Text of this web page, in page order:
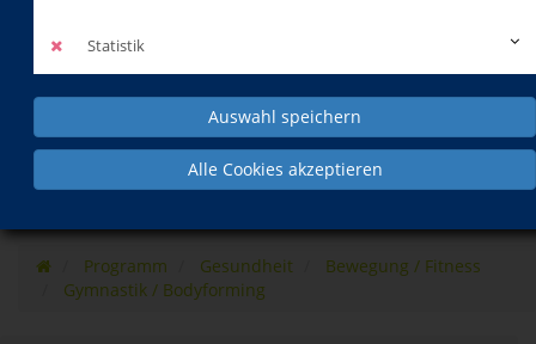
Statistik
Auswahl speichern
Alle Cookies akzeptieren
Programm Gesundheit
Bewegung / Fitness
Gymnastik / Bodyforming